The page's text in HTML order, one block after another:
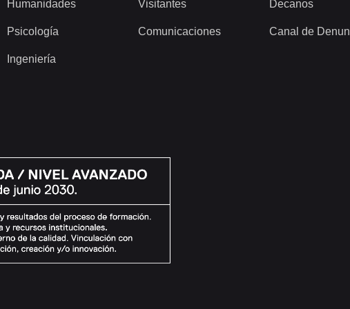
Humanidades
Psicología
Ingeniería
Visitantes
Comunicaciones
Decanos
Canal de